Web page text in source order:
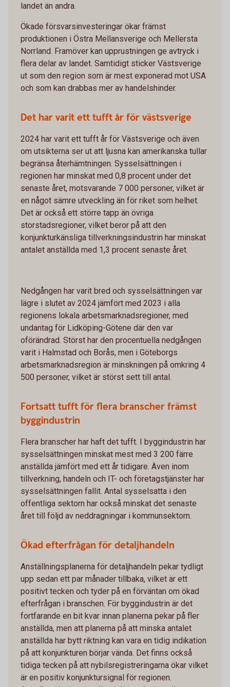
landet än andra.
Ökade försvarsinvesteringar ökar främst
produktionen i Östra Mellansverige och Mellersta
Norrland. Framöver kan upprustningen ge avtryck i
flera delar av landet. Samtidigt sticker Västsverige
ut som den region som är mest exponerad mot USA
och som kan drabbas mer av handelshinder.
Det har varit ett tufft år för västsverige
2024 har varit ett tufft år för Västsverige och även
om utsikterna ser ut att ljusna kan amerikanska tullar
begränsa återhämtningen. Sysselsättningen i
regionen har minskat med 0,8 procent under det
senaste året, motsvarande 7 000 personer, vilket är
en något sämre utveckling än för riket som helhet.
Det är också ett större tapp än övriga
storstadsregioner, vilket beror på att den
konjunkturkänsliga tillverkningsindustrin har minskat
antalet anställda med 1,3 procent senaste året.
Nedgången har varit bred och sysselsättningen var
lägre i slutet av 2024 jämfört med 2023 i alla
regionens lokala arbetsmarknadsregioner, med
undantag för Lidköping-Götene där den var
oförändrad. Störst har den procentuella nedgången
varit i Halmstad och Borås, men i Göteborgs
arbetsmarknadsregion är minskningen på omkring 4
500 personer, vilket är störst sett till antal.
Fortsatt tufft för flera branscher främst
byggindustrin
Flera branscher har haft det tufft. I byggindustrin har
sysselsättningen minskat mest med 3 200 färre
anställda jämfört med ett år tidigare. Även inom
tillverkning, handeln och IT- och företagstjänster har
sysselsättningen fallit. Antal sysselsatta i den
offentliga sektorn har också minskat det senaste
året till följd av neddragningar i kommunsektorn.
Ökad efterfrågan för detaljhandeln
Anställningsplanerna för detaljhandeln pekar tydligt
upp sedan ett par månader tillbaka, vilket är ett
positivt tecken och tyder på en förväntan om ökad
efterfrågan i branschen. För byggindustrin är det
fortfarande en bit kvar innan planerna pekar på fler
anställda, men att planerna på att minska antalet
anställda har bytt riktning kan vara en tidig indikation
på att konjunkturen börjar vända. Det finns också
tidiga tecken på att nybilsregistreringarna ökar vilket
är en positiv konjunktursignal för regionen.